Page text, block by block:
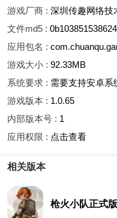
游戏厂商 : 深圳传趣网络技
文件md5 :
应用包名 :
游戏大小 : 92.33MB
系统要求 : 需要支持安卓系
游戏版本 : 1.0.65
内部版本号 : 1
应用权限 : 点击查看
相关版本
枪火小队正式版